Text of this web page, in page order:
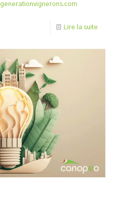
generationvignerons.com
Lire la suite